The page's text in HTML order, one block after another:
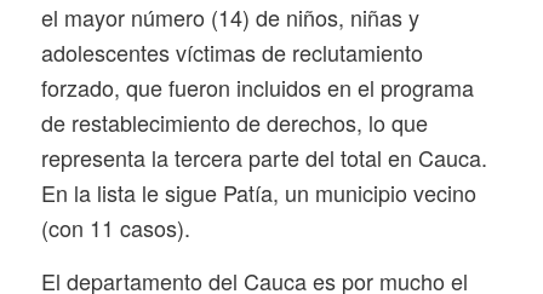
el mayor número (14) de niños, niñas y
adolescentes víctimas de reclutamiento
forzado, que fueron incluidos en el programa
de restablecimiento de derechos, lo que
representa la tercera parte del total en Cauca.
En la lista le sigue Patía, un municipio vecino
(con 11 casos).
El departamento del Cauca es por mucho el